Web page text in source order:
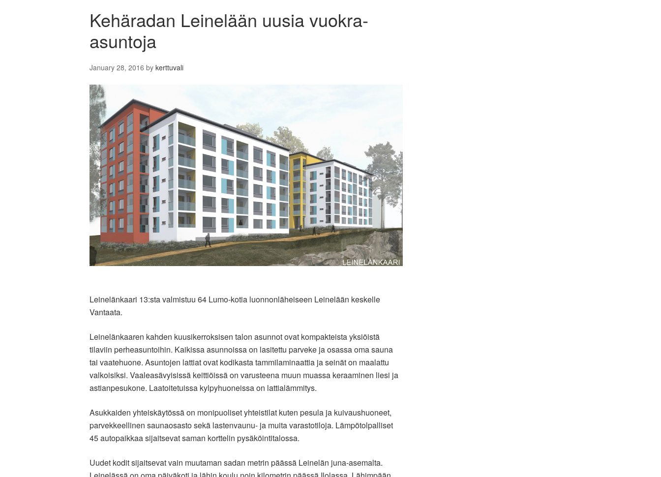
Kehäradan Leinelään uusia vuokra-
asuntoja
January 28, 2016 by kerttuvali
Leinelänkaari 13:sta valmistuu 64 Lumo-kotia luonnonläheiseen Leinelään keskelle
Vantaata.
Leinelänkaaren kahden kuusikerroksisen talon asunnot ovat kompakteista yksiöistä
tilaviin perheasuntoihin. Kaikissa asunnoissa on lasitettu parveke ja osassa oma sauna
tai vaatehuone. Asuntojen lattiat ovat kodikasta tammilaminaattia ja seinät on maalattu
valkoisiksi. Vaaleasävyisissä keittiöissä on varusteena muun muassa keraaminen liesi ja
astianpesukone. Laatoitetuissa kylpyhuoneissa on lattialämmitys.
Asukkaiden yhteiskäytössä on monipuoliset yhteistilat kuten pesula ja kuivaushuoneet,
parvekkeellinen saunaosasto sekä lastenvaunu- ja muita varastotiloja. Lämpötolpalliset
45 autopaikkaa sijaitsevat saman korttelin pysäköintitalossa.
Uudet kodit sijaitsevat vain muutaman sadan metrin päässä Leinelän juna-asemalta.